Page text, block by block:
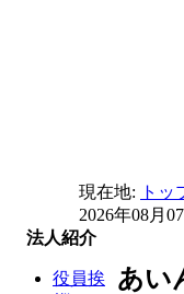
現在地: トッ
2026年08月
法人紹介
役員挨
あい